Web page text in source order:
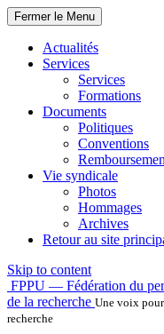
Fermer le Menu
Actualités
Services
Services
Formations
Documents
Politiques
Conventions
Vie syndicale
Photos
Hommages
Archives
Retour au site
Skip to content
FPPU — Fédération du
de la recherche Une voix
recherche